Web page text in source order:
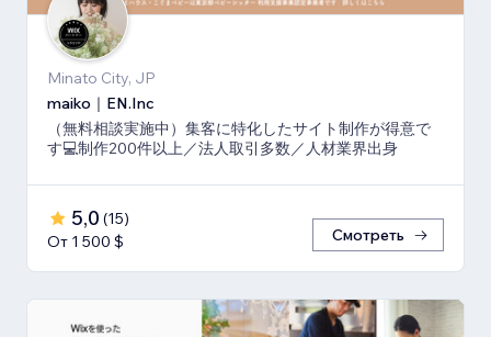
Minato City, JP
maiko｜EN.Inc
（無料相談実施中）集客に特化したサイト制作が得意で
す💻制作200件以上／法人取引多数／人材業界出身
5,0 (15)
От 1 500 $
Смотреть